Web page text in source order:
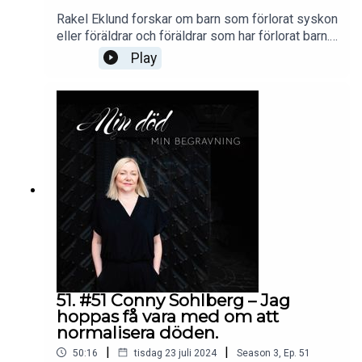
Rakel Eklund forskar om barn som förlorat syskon
eller föräldrar och föräldrar som har förlorat barn.
Rakel har de senaste åren också medverkat i
olika forskningsprojekt som utvecklat nya appar
kring hur man bättre kommunicerar med varandra
kring döden.I programmet berättar hon om hur vi
oftast hanterar dessa svåra situationer samt ger
oss handfasta råd utifrån ha intervjuat många barn,
tonåringar och föräldrar. Rakels generella råd - Ha
mod. Det är inget farligt att prata om döden. Ett
tungt ämne, men ett lättlyssnat
avsnitt.minsorg.comungisorg.se
Play
51. #51 Conny Sohlberg – Jag
hoppas få vara med om att
normalisera döden.
50:16 | tisdag 23 juli 2024 | Season 3 Ep. 51